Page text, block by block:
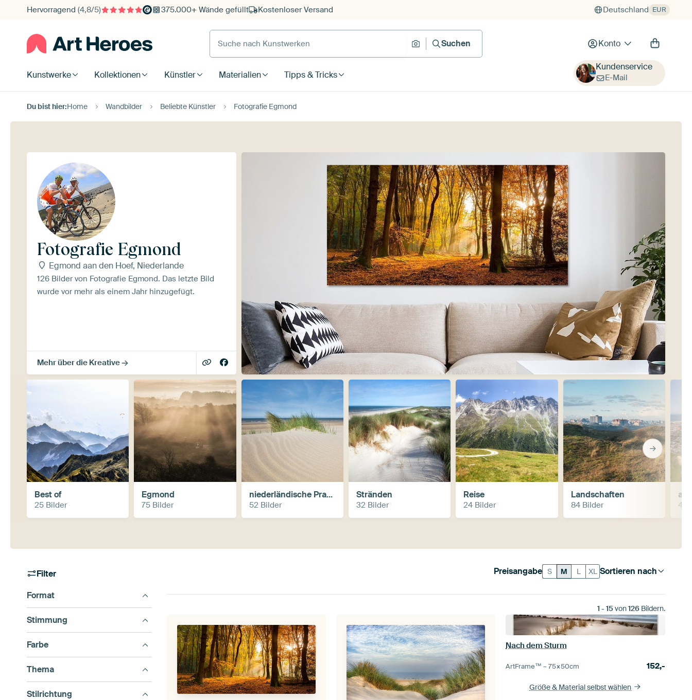
Hervorragend (4,8/5) 375.000+ Wände gefüllt Kostenloser Versand Deutschland EUR
Suche nach Kunstwerken
Suche nach Bild
Suchen Konto
Kunstwerke Kollektionen Künstler Materialien Tipps & Tricks
Kundenservice
E-Mail
Du bist hier:Home Wandbilder Beliebte Künstler Fotografie Egmond
Fotografie Egmond
Egmond aan den Hoef, Niederlande
126 Bilder von Fotografie Egmond. Das letzte Bild
wurde vor mehr als einem Jahr hinzugefügt.
Mehr über die Kreative
Best of
25 Bilder
Egmond
75 Bilder
niederländische Pracht
52 Bilder
Stränden
32 Bilder
Reise
24 Bilder
Landschaften
84 Bilder 4
Filter
Format
Stimmung
Farbe
Thema
Stilrichtung
Sortieren nach
Preisangabe S M L XL
1 - 15von126Bildern.
Nach dem Sturm
ArtFrame™ –75×50cm 152,-
Größe & Material selbst wählen